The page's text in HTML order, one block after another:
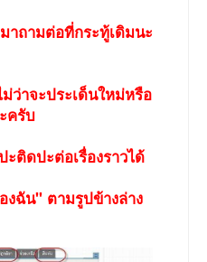
าถามต่อที่กระทู้เดิมนะ
ม่ว่าจะประเด็นใหม่หรือ
ครับ
ติดปะต่อเรื่องราวได้
ฉัน" ตามรูปข้างล่าง